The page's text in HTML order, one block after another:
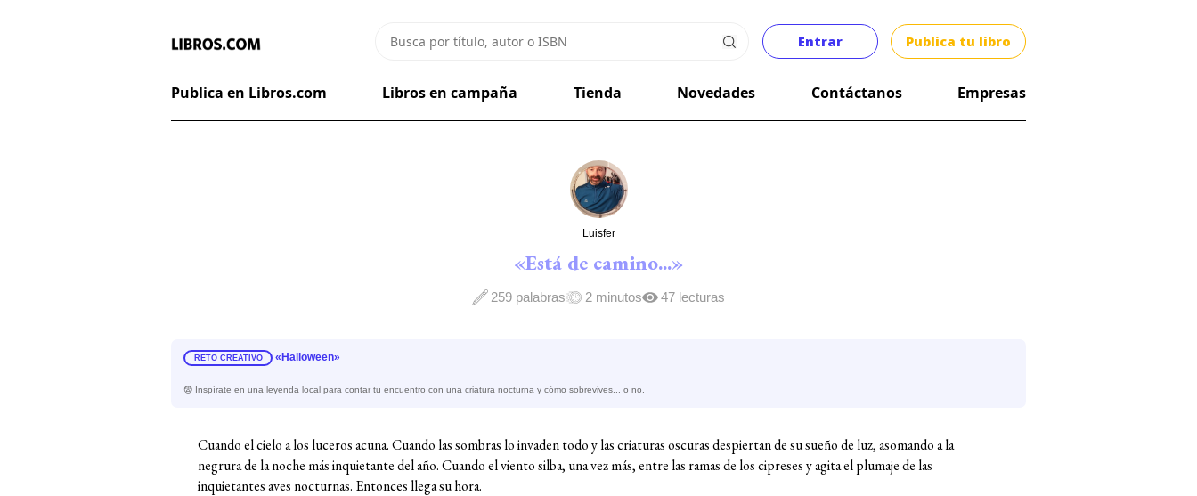
Entrar Publica tu libro
Publica en Libros.com Libros en campaña Tienda Novedades Contáctanos Empresas
Luisfer
«Está de camino...»
259 palabras 2 minutos 47 lecturas
RETO CREATIVO «Halloween»
😨 Inspírate en una leyenda local para contar tu encuentro con una criatura nocturna y cómo sobrevives... o no.
Cuando el cielo a los luceros acuna. Cuando las sombras lo invaden todo y las criaturas oscuras despiertan de su sueño de luz, asomando a la
negrura de la noche más inquietante del año. Cuando el viento silba, una vez más, entre las ramas de los cipreses y agita el plumaje de las
inquietantes aves nocturnas. Entonces llega su hora.